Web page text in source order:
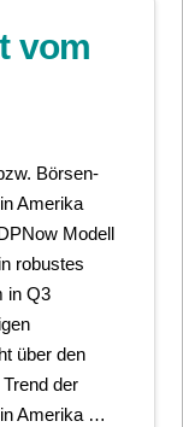
vom
Börsen-
Amerika
Modell
robustes
in Q3
über den
der
Amerika …